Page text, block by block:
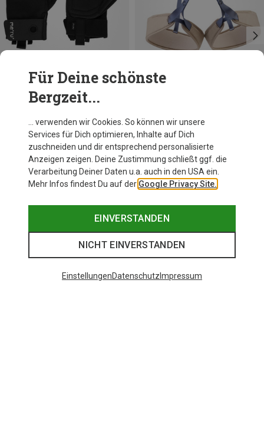
Bergzeit Basics
Meru Camaleno Via Ferrata Handschuhe
S M L XL
Petzl
Corax LT Klettergurt
59,20 €
77-84CM
84-92CM
92-100CM
Für Deine schönste
Bergzeit...
… verwenden wir Cookies. So können wir unsere
Services für Dich optimieren, Inhalte auf Dich
zuschneiden und dir entsprechend personalisierte
Anzeigen zeigen. Deine Zustimmung schließt ggf. die
Verarbeitung Deiner Daten u.a. auch in den USA ein.
Mehr Infos findest Du auf der Google Privacy Site.
EINVERSTANDEN
NICHT EINVERSTANDEN
EinstellungenDatenschutz Impressum